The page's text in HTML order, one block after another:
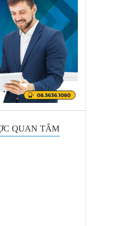
QUAN TÂM